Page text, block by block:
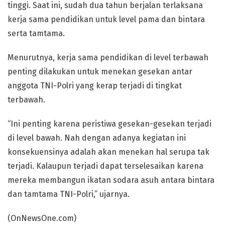
tinggi. Saat ini, sudah dua tahun berjalan terlaksana
kerja sama pendidikan untuk level pama dan bintara
serta tamtama.
Menurutnya, kerja sama pendidikan di level terbawah
penting dilakukan untuk menekan gesekan antar
anggota TNI-Polri yang kerap terjadi di tingkat
terbawah.
“Ini penting karena peristiwa gesekan-gesekan terjadi
di level bawah. Nah dengan adanya kegiatan ini
konsekuensinya adalah akan menekan hal serupa tak
terjadi. Kalaupun terjadi dapat terselesaikan karena
mereka membangun ikatan sodara asuh antara bintara
dan tamtama TNI-Polri,” ujarnya.
(OnNewsOne.com)